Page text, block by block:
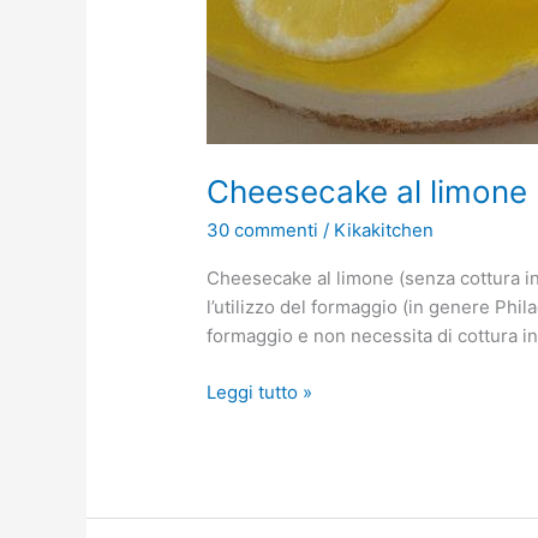
Cheesecake al
30 commenti / Kikakitchen
Cheesecake al limone (senza cottura
l’utilizzo del formaggio (in genere
formaggio e non necessita di cottura
Leggi tutto »